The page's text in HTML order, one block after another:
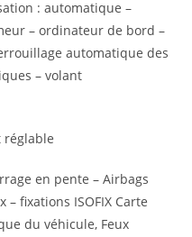
automatique des
– volant
en pente – Airbags
du véhicule, Feux